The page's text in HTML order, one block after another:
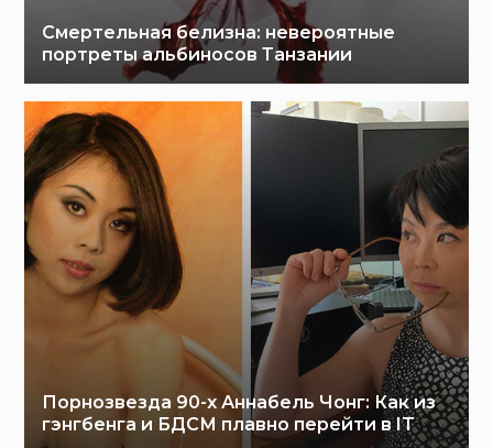
Смертельная белизна: невероятные
портреты альбиносов Танзании
Порнозвезда 90-х Аннабель Чонг: Как из
гэнгбенга и БДСМ плавно перейти в IT